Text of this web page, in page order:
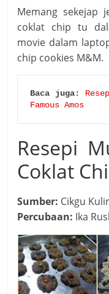
Memang sekejap
coklat chip tu
movie dalam
chip cookies M&M.
Baca juga:
Famous Amos
Resepi
Coklat
Sumber: Cikgu
Percubaan: Ika